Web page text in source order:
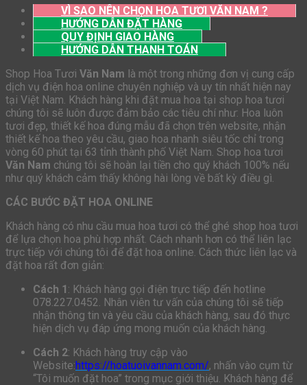
VÌ SAO NÊN CHỌN HOA TƯƠI VĂN NAM ?
HƯỚNG DẪN ĐẶT HÀNG
QUY ĐỊNH GIAO HÀNG
HƯỚNG DẪN THANH TOÁN
Shop Hoa Tươi Văn Nam là một trong những đơn vị cung cấp
dịch vụ điện hoa online chuyên nghiệp và uy tín nhất hiện nay
tại Việt Nam. Khách hàng khi đặt mua hoa tại shop hoa tươi
chúng tôi sẽ luôn được đảm bảo các tiêu chí như: Hoa luôn
tươi đẹp, thiết kế hoa đúng mẫu đã chọn trên website, nhận
thiết kế hoa theo yêu cầu, giao hoa nhanh siêu tốc chỉ trong
vòng 60 phút tại 63 tỉnh thành phố Việt Nam. Shop hoa tươi
Văn Nam chúng tôi sẽ hoàn lại tiền cho quý khách 100% nếu
như quý khách cảm thấy không hài lòng về bất kỳ điều gì.
CÁC BƯỚC ĐẶT HOA ONLINE
Khách hàng có nhu cầu mua hoa tươi có thể ghé shop hoa tươi
để lựa chọn hoa phù hợp nhất. Cách nhanh hơn có thể liên lạc
trực tiếp với chúng tôi để đặt hoa online. Cách thức liên lạc và
đặt hoa rất đơn giản:
Cách 1 : Khách hàng gọi điện trực tiếp đến hotline
078.227.0452. Nhân viên tư vấn của chúng tôi sẽ tiếp
nhận thông tin và yêu cầu của khách hàng, sau đó thực
hiện dịch vụ đáp ứng mong muốn của khách hàng.
Cách 2: Khách hàng truy cập vào
Website:https://hoatuoivannam.com/, nhấn vào cụm từ
“Tôi muốn đặt hoa” trong mục giới thiệu. Khách hàng để